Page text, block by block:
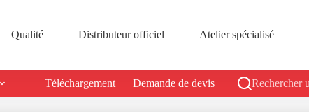
Qualité Distributeur officiel Atelier spécialisé
Téléchargement Demande de devis Rechercher